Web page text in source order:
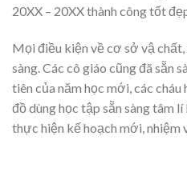
20XX – 20XX thành công tốt
Mọi điều kiện về cơ sở vậ
sàng. Các cô giáo cũng đã sẵn
tiên của năm học mới, các cháu
đồ dùng học tập sẵn sàng tâm
thực hiện kế hoạch mới, nhiệm